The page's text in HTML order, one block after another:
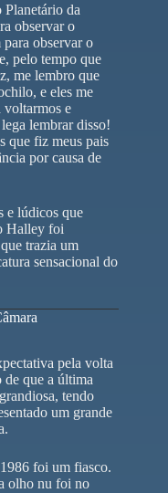
Planetário da
observar o
observar o
pelo tempo que
me lembro que
e eles me
voltarmos e
lembrar disso!
que fiz meus pais
por causa de
e lúdicos que
Halley foi
trazia um
sensacional do
pela volta
que a última
tendo
um grande
foi um fiasco.
olho nu foi no